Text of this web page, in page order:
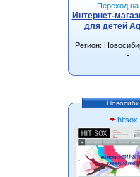
Переход на
Интернет-
для детей
Регион:
-